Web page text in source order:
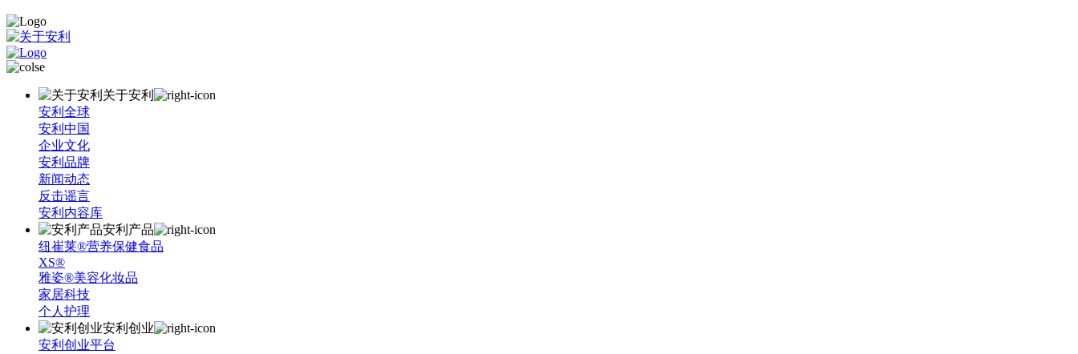
关于安利
安利全球
安利中国
企业文化
安利品牌
新闻动态
反击谣言
安利内容库
安利产品
纽崔莱®营养保健食品
XS®
雅姿®美容化妆品
家居科技
个人护理
安利创业
安利创业平台